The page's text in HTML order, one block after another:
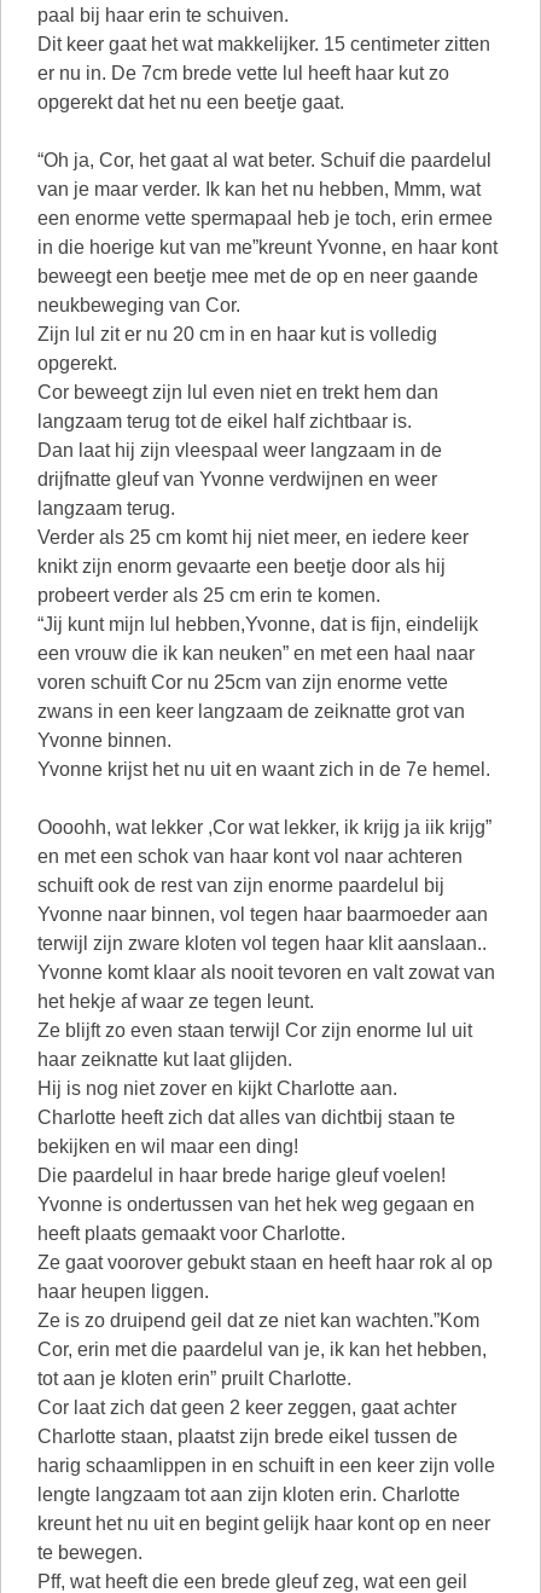
paal bij haar erin te schuiven.
Dit keer gaat het wat makkelijker. 15 centimeter zitten
er nu in. De 7cm brede vette lul heeft haar kut zo
opgerekt dat het nu een beetje gaat.
“Oh ja, Cor, het gaat al wat beter. Schuif die paardelul
van je maar verder. Ik kan het nu hebben, Mmm, wat
een enorme vette spermapaal heb je toch, erin ermee
in die hoerige kut van me”kreunt Yvonne, en haar kont
beweegt een beetje mee met de op en neer gaande
neukbeweging van Cor.
Zijn lul zit er nu 20 cm in en haar kut is volledig
opgerekt.
Cor beweegt zijn lul even niet en trekt hem dan
langzaam terug tot de eikel half zichtbaar is.
Dan laat hij zijn vleespaal weer langzaam in de
drijfnatte gleuf van Yvonne verdwijnen en weer
langzaam terug.
Verder als 25 cm komt hij niet meer, en iedere keer
knikt zijn enorm gevaarte een beetje door als hij
probeert verder als 25 cm erin te komen.
“Jij kunt mijn lul hebben,Yvonne, dat is fijn, eindelijk
een vrouw die ik kan neuken” en met een haal naar
voren schuift Cor nu 25cm van zijn enorme vette
zwans in een keer langzaam de zeiknatte grot van
Yvonne binnen.
Yvonne krijst het nu uit en waant zich in de 7e hemel.
Oooohh, wat lekker ,Cor wat lekker, ik krijg ja iik krijg”
en met een schok van haar kont vol naar achteren
schuift ook de rest van zijn enorme paardelul bij
Yvonne naar binnen, vol tegen haar baarmoeder aan
terwijl zijn zware kloten vol tegen haar klit aanslaan..
Yvonne komt klaar als nooit tevoren en valt zowat van
het hekje af waar ze tegen leunt.
Ze blijft zo even staan terwijl Cor zijn enorme lul uit
haar zeiknatte kut laat glijden.
Hij is nog niet zover en kijkt Charlotte aan.
Charlotte heeft zich dat alles van dichtbij staan te
bekijken en wil maar een ding!
Die paardelul in haar brede harige gleuf voelen!
Yvonne is ondertussen van het hek weg gegaan en
heeft plaats gemaakt voor Charlotte.
Ze gaat voorover gebukt staan en heeft haar rok al op
haar heupen liggen.
Ze is zo druipend geil dat ze niet kan wachten.”Kom
Cor, erin met die paardelul van je, ik kan het hebben,
tot aan je kloten erin” pruilt Charlotte.
Cor laat zich dat geen 2 keer zeggen, gaat achter
Charlotte staan, plaatst zijn brede eikel tussen de
harig schaamlippen in en schuift in een keer zijn volle
lengte langzaam tot aan zijn kloten erin. Charlotte
kreunt het nu uit en begint gelijk haar kont op en neer
te bewegen.
Pff, wat heeft die een brede gleuf zeg, wat een geil